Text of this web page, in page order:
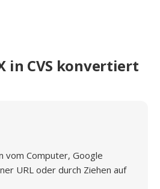
in CVS konvertiert
vom Computer, Google
URL oder durch Ziehen auf